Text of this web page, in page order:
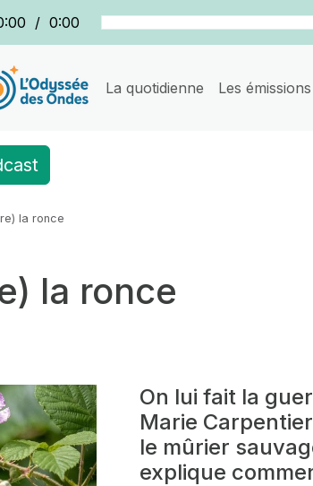
/ 0:00
La quotidienne Les émissions
la ronce
la ronce
On lui fait la
Marie
le mûrier
explique